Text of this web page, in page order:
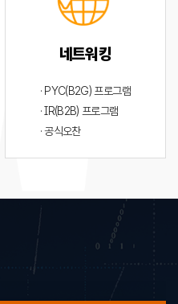
네트워킹
· PYC(B2G) 프로그램
· IR(B2B) 프로그램
· 공식오찬